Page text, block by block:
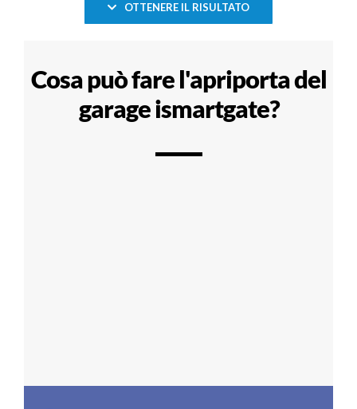
OTTENERE IL RISULTATO
Cosa può fare l'apriporta del
garage ismartgate?